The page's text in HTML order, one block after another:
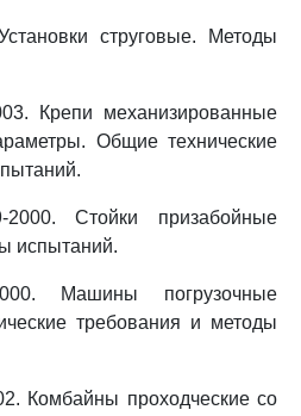
струговые. Методы
Крепи механизированные
Общие технические
Стойки призабойные
испытаний.
Машины погрузочные
требования и методы
Комбайны проходческие со